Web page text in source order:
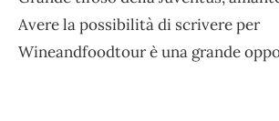
Avere la possibilità di scrivere per
Wineandfoodtour è una grande